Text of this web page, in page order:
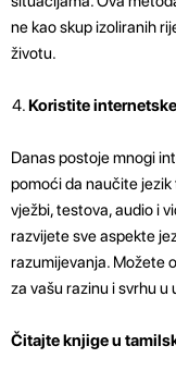
ne kao skup izoliranih
životu.
Koristite
Danas postoje mnogi
pomoći da naučite
vježbi, testova, audio i
razvijete sve aspekte
razumijevanja. Možete
za vašu razinu i svrhu u
Čitajte knjige u